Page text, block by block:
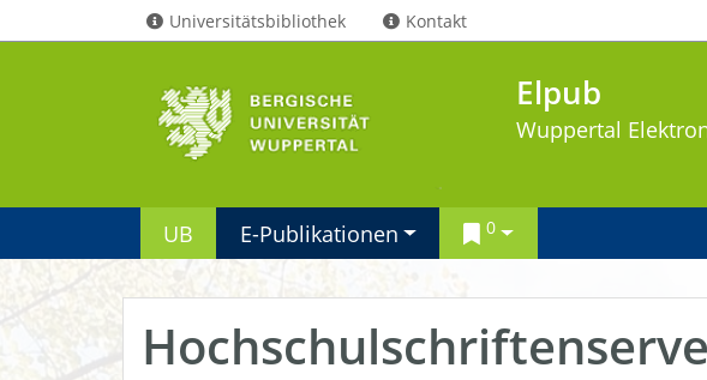
Universitätsbibliothek Kontakt
Elpub
Wuppertal
UB E-Publikationen 0